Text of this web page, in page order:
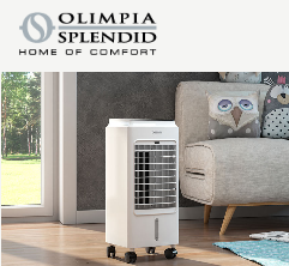
ΕΛΛΗΝΙΚΆ
HOME
ΚΛΙΜΑΤΙΣΜΌΣ